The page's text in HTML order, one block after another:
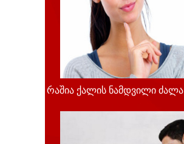
რაშია ქალის ნამდვილი ძალა